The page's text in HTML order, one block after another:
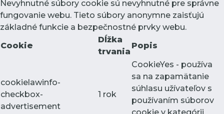
Nevyhnutné súbory cookie sú nevyhnutné pre správne
fungovanie webu. Tieto súbory anonymne zaisťujú
základné funkcie a bezpečnostné prvky webu.
Cookie
Dĺžka
trvania
Popis
cookielawinfo-
checkbox-
advertisement
1 rok
CookieYes - používa
sa na zapamätanie
súhlasu užívateľov s
používaním súborov
cookie v kategórii